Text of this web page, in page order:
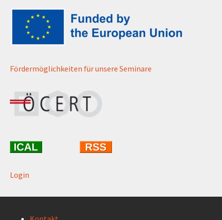
Fördermöglichkeiten für unsere Seminare
Login